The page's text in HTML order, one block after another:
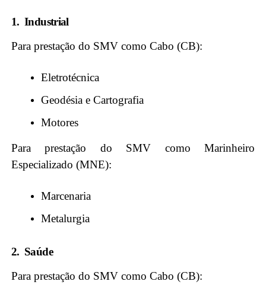
1. Industrial
Para prestação do SMV como Cabo (CB):
Eletrotécnica
Geodésia e Cartografia
Motores
Para prestação do SMV como Marinheiro
Especializado (MNE):
Marcenaria
Metalurgia
2. Saúde
Para prestação do SMV como Cabo (CB):